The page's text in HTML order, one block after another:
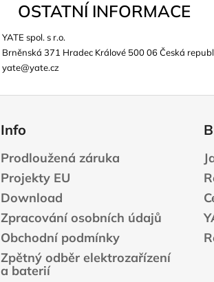
OSTATNÍ INFORMACE
YATE spol. s r.o.
Brněnská 371 Hradec Králové 500 06 Česká
yate@yate.cz
Info
Prodloužená záruka
Projekty EU
Download
Zpracování osobních údajů
Obchodní podmínky
Zpětný odběr elektrozařízení
a baterií